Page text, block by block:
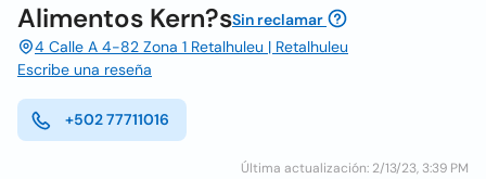
Alimentos Kern?sSin reclamar
4 Calle A 4-82 Zona 1 Retalhuleu | Retalhuleu
Escribe una reseña
+502 77711016
Última actualización: 2/13/23, 3:39 PM